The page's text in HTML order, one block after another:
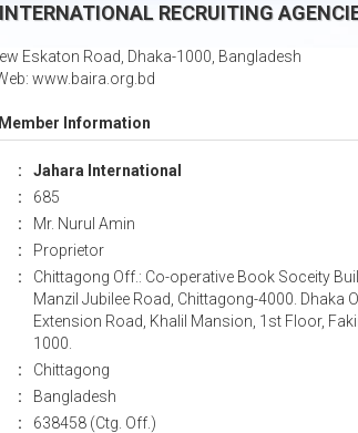
RECRUITING
Eskaton Road, Dhaka-1000, Bangladesh
www.baira.org.bd
Member Information
:
Jahara International
:
685
:
Mr. Nurul Amin
:
Proprietor
:
Chittagong Off.: Co-operative Book Soceity
Manzil Jubilee Road, Chittagong-4000. Dhaka
Extension Road, Khalil Mansion, 1st Floor,
1000.
:
Chittagong
:
Bangladesh
:
638458 (Ctg. Off.)